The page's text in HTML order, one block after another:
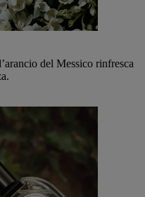
del Messico rinfresca